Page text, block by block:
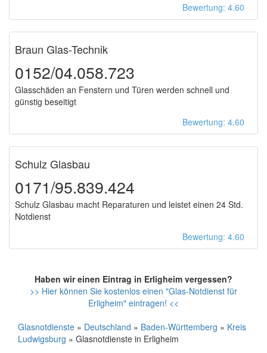
Bewertung: 4.60
Braun Glas-Technik
0152/04.058.723
Glasschäden an Fenstern und Türen werden schnell und
günstig beseitigt
Bewertung: 4.60
Schulz Glasbau
0171/95.839.424
Schulz Glasbau macht Reparaturen und leistet einen 24 Std.
Notdienst
Bewertung: 4.60
Haben wir einen Eintrag in Erligheim vergessen?
>> Hier können Sie kostenlos einen "Glas-Notdienst für
Erligheim" eintragen! <<
Glasnotdienste » Deutschland » Baden-Württemberg » Kreis
Ludwigsburg » Glasnotdienste in Erligheim